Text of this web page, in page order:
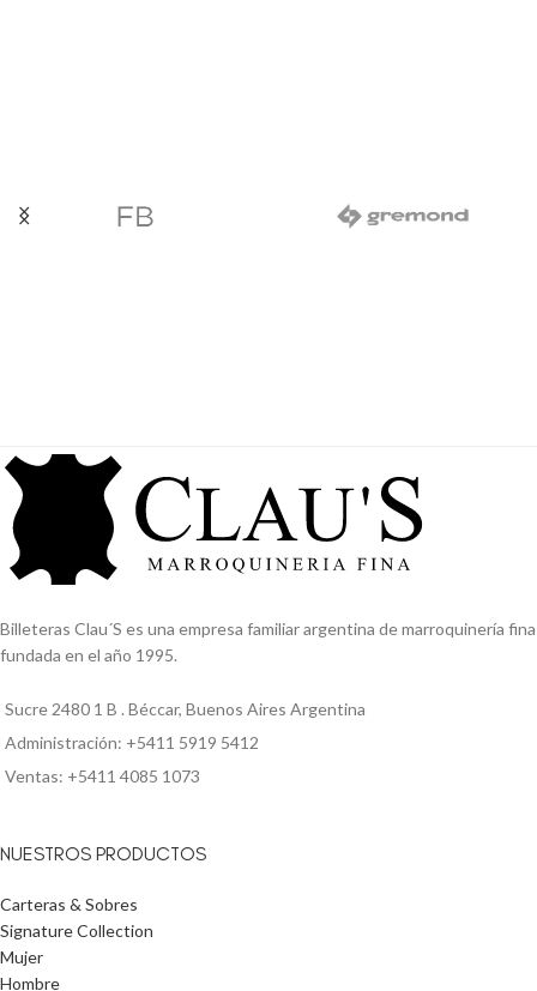
Billeteras Clau´S es una empresa familiar argentina de marroquinería fina
fundada en el año 1995.
Sucre 2480 1 B . Béccar, Buenos Aires Argentina
Administración: +5411 5919 5412
Ventas: +5411 4085 1073
NUESTROS PRODUCTOS
Carteras & Sobres
Signature Collection
Mujer
Hombre